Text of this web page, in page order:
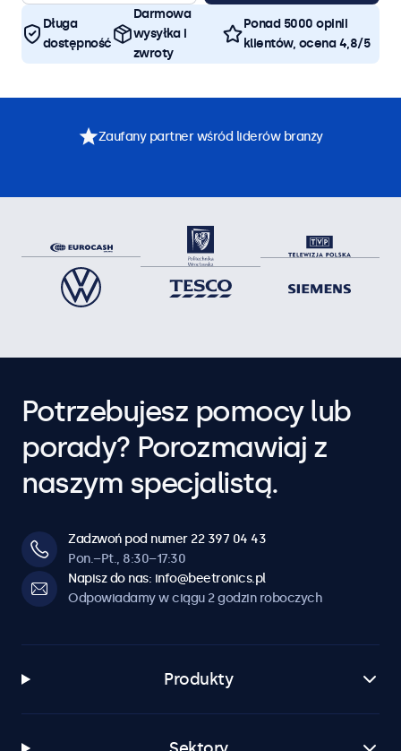
Długa
dostępność
Darmowa
wysyłka i
zwroty
Ponad 5000 opinii
klientów, ocena 4,8/5
Zaufany partner wśród liderów branży
Potrzebujesz pomocy lub
porady? Porozmawiaj z
naszym specjalistą.
Zadzwoń pod numer 22 397 04 43
Pon.–Pt., 8:30–17:30
Napisz do nas: info@beetronics.pl
Odpowiadamy w ciągu 2 godzin roboczych
Produkty